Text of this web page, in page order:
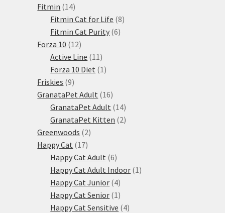
Fitmin 1414
produktů
Fitmin Cat for Life 88
Fitmin Cat Purity 66
Forza 10 1212
produktů
Active Line 11 11
produktů
Forza 10 Diet 1 1
Friskies 99
produktů
GranataPet Adult 1616
produktů
GranataPet Adult 1414
produktů
GranataPet Kitten 22
Greenwoods 22
Happy Cat 1717
produktů
Happy Cat Adult 66
produktů
Happy Cat Adult Indoor 1 1
Happy Cat Junior 44
produkty
Happy Cat Senior 1 1
produkt
Happy Cat Sensitive 44